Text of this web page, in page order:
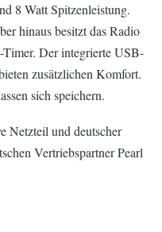
8 Watt Spitzenleistung.
hinaus besitzt das Radio
Timer. Der integrierte USB-
zusätzlichen Komfort.
sich speichern.
Netzteil und deutscher
Vertriebspartner Pearl